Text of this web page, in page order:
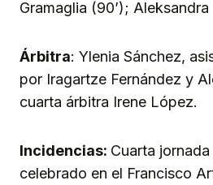
Gramaglia (90’); Aleksandra
Árbitra: Ylenia Sánchez,
por Iragartze Fernández y
cuarta árbitra Irene López.
Incidencias: Cuarta
celebrado en el Francisco